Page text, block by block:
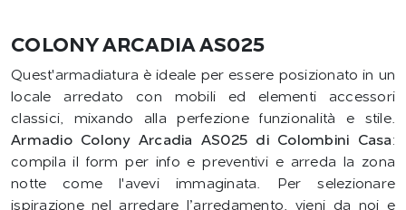
COLONY ARCADIA AS025
Quest'armadiatura è ideale per essere posizionato in un
locale arredato con mobili ed elementi accessori
classici, mixando alla perfezione funzionalità e stile.
Armadio Colony Arcadia AS025 di Colombini Casa:
compila il form per info e preventivi e arreda la zona
notte come l'avevi immaginata. Per selezionare
ispirazione nel arredare l’arredamento, vieni da noi e